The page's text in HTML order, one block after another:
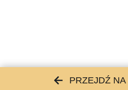
PRZEJDŹ NA